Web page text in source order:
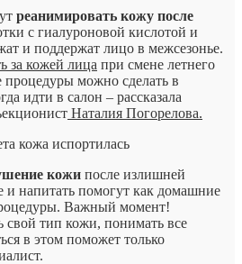
реанимировать кожу после
с гиалуроновой кислотой и
и поддержат лицо в межсезонье.
за кожей лица при смене летнего
процедуры можно сделать в
идти в салон – рассказала
Наталия Погорелова.
кожа испортилась
кожи после излишней
и напитать помогут как домашние
Важный момент!
свой тип кожи, понимать все
в этом поможет только